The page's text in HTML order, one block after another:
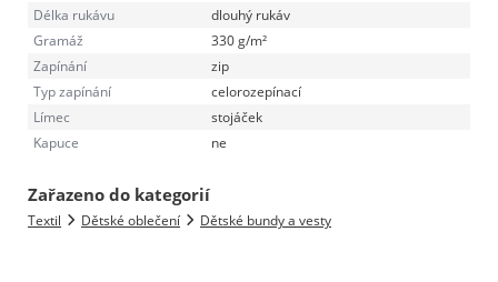
Délka rukávu
dlouhý rukáv
Gramáž
330 g/m²
Zapínání
zip
Typ zapínání
celorozepínací
Límec
stojáček
Kapuce
ne
Zařazeno do kategorií
Textil Dětské oblečení Dětské bundy a vesty